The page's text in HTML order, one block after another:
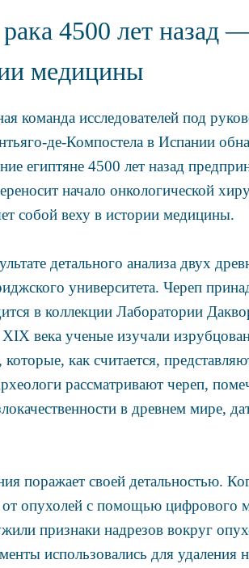
4500 лет назад
медицины
команда исследователей под
де-Компостела в Испании
египтяне 4500 лет назад
начало онкологической
собой веху в истории медицины.
детального анализа двух
университета. Череп
в коллекции Лаборатории
века ученые изучали
как считается,
рассматривают череп,
в древнем мире,
поражает своей детальностью.
опухолей с помощью цифрового
признаки надрезов вокруг
использовались для